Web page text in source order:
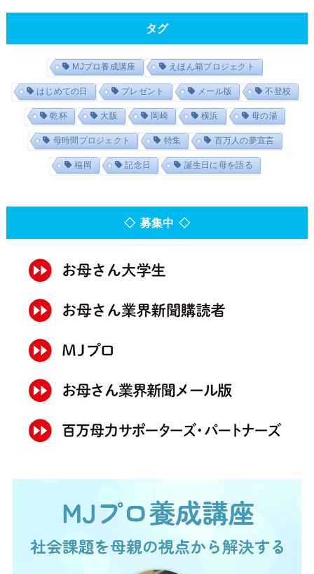
タグ
MJプロ養成講座 えほん箱プロジェクト
はじめての日 プレゼント メール版 不登校
乾杯 大阪 岡崎 横浜 母の湯
母時間プロジェクト 特集 百万人の夢宣言
福岡 記念日 誕生日に母を語る
◇ 募集中 ◇